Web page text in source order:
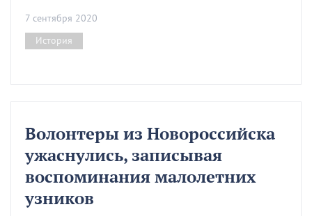
7 сентября 2020
История
Волонтеры из Новороссийска
ужаснулись, записывая
воспоминания малолетних
узников